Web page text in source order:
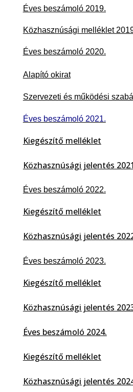
Éves beszámoló 2019.
Közhasznúsági melléklet
Éves beszámoló 2020.
Alapító okirat
Szervezeti és működési
Éves beszámoló 2021.
Kiegészítő melléklet
Közhasznúsági jelentés 2021
Éves beszámoló 2022.
Kiegészítő melléklet
Közhasznúsági jelentés
Éves beszámoló 2023.
Kiegészítő melléklet
Közhasznúsági jelentés
Éves beszámoló 2024.
Kiegészítő melléklet
Közhasznúsági jelentés